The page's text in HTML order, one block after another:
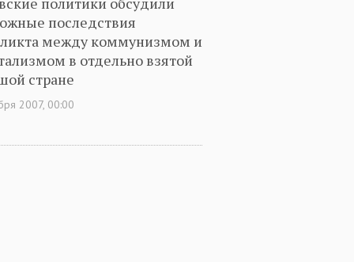
последствия
между коммунизмом и
в отдельно взятой
стране
2007, 00:00